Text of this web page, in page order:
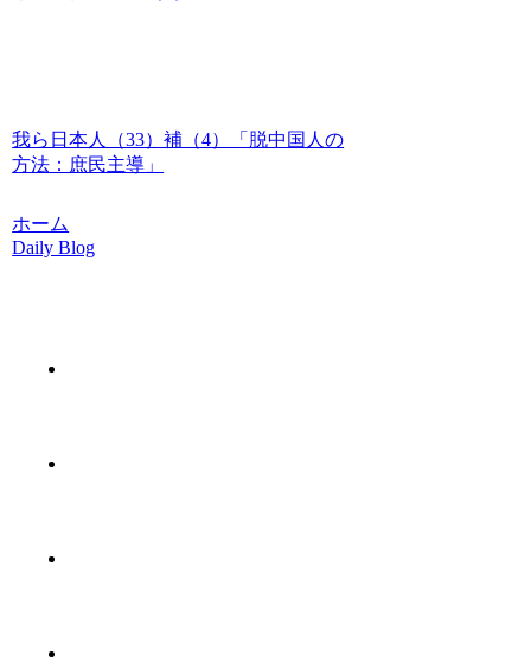
我ら日本人（33）補（4）「脱中国人の
方法：庶民主導」
ホーム
Daily Blog